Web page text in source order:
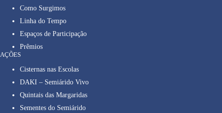
Como Surgimos
Linha do Tempo
Espaços de Participação
Prêmios
AÇÕES
Cisternas nas Escolas
DAKI – Semiárido Vivo
Quintais das Margaridas
Sementes do Semiárido